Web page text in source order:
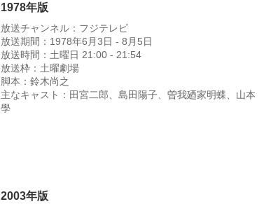
1978年版
放送チャンネル：フジテレビ
放送期間：1978年6月3日 - 8月5日
放送時間：土曜日 21:00 - 21:54
放送枠：土曜劇場
脚本：鈴木尚之
主なキャスト：田宮二郎、島田陽子、曽我廼家明蝶、山本
學
2003年版